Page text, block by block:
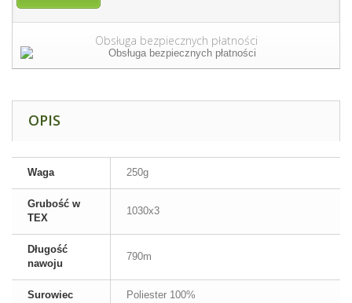
Obsługa bezpiecznych płatności
OPIS
Waga 250g
Grubość w
TEX
1030x3
Długość
nawoju
790m
Surowiec Poliester 100%